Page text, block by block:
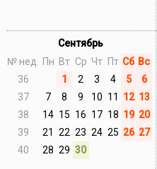
Сентябрь
№ нед.
Пн Вт Ср Чт Пт Сб Вс
36
1 2 3 4 5
6
37
7 8 9 10 11 12 13
38
14 15 16 17 18 19 20
39
21 22 23 24 25 26 27
40
28 29 30